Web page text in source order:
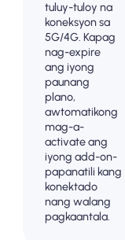
tuluy-tuloy na
koneksyon sa
5G/4G. Kapag
nag-expire
ang iyong
paunang
plano,
awtomatikong
mag-a-
activate ang
iyong add-on-
papanatili kang
konektado
nang walang
pagkaantala.